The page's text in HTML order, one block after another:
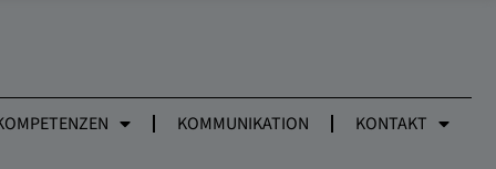
KOMMUNIKATION KONTAKT